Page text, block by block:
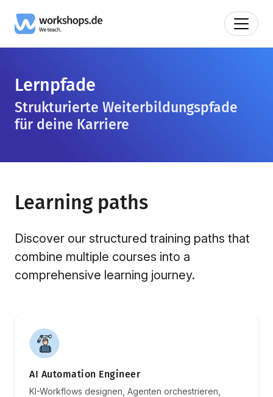
Lernpfade
Strukturierte Weiterbildungspfade
für deine Karriere
Learning paths
Discover our structured training paths that
combine multiple courses into a
comprehensive learning journey.
AI Automation Engineer
KI-Workflows designen, Agenten orchestrieren,